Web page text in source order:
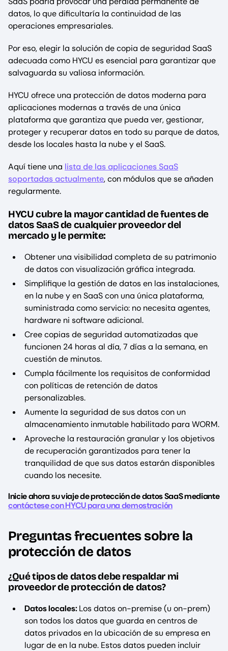
datos, lo que dificultaría la continuidad de las
operaciones empresariales.
Por eso, elegir la solución de copia de seguridad SaaS
adecuada como HYCU es esencial para garantizar que
salvaguarda su valiosa información.
HYCU ofrece una protección de datos moderna para
aplicaciones modernas a través de una única
plataforma que garantiza que pueda ver, gestionar,
proteger y recuperar datos en todo su parque de datos,
desde los locales hasta la nube y el SaaS.
Aquí tiene una lista de las aplicaciones SaaS
soportadas actualmente, con módulos que se añaden
regularmente.
HYCU cubre la mayor cantidad de fuentes de
datos SaaS de cualquier proveedor del
mercado y le permite:
Obtener una visibilidad completa de su patrimonio
de datos con visualización gráfica integrada.
Simplifique la gestión de datos en las instalaciones,
en la nube y en SaaS con una única plataforma,
suministrada como servicio: no necesita agentes,
hardware ni software adicional.
Cree copias de seguridad automatizadas que
funcionen 24 horas al día, 7 días a la semana, en
cuestión de minutos.
Cumpla fácilmente los requisitos de conformidad
con políticas de retención de datos
personalizables.
Aumente la seguridad de sus datos con un
almacenamiento inmutable habilitado para WORM.
Aproveche la restauración granular y los objetivos
de recuperación garantizados para tener la
tranquilidad de que sus datos estarán disponibles
cuando los necesite.
Inicie ahora su viaje de protección de datos SaaS mediante
contáctese con HYCU para una demostración
Preguntas frecuentes sobre la
protección de datos
¿Qué tipos de datos debe respaldar mi
proveedor de protección de datos?
Datos locales:Los datos on-premise (u on-prem)
son todos los datos que guarda en centros de
datos privados en la ubicación de su empresa en
lugar de en la nube. Estos datos pueden incluir